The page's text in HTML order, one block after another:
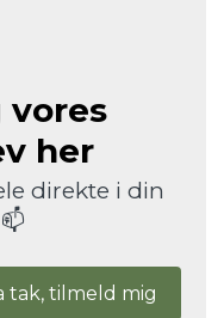
vores
her
direkte i din
tak, tilmeld mig